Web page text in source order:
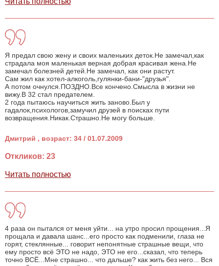
Я предал свою жену и своих маленьких деток.Не замечал,как
страдала моя маленькая верная добрая красивая жена.Не
замечал болезней детей.Не замечал, как они растут.
Сам жил как хотел-алкоголь,гулянки-бани-"друзья".
А потом очнулся.ПОЗДНО.Все кончено.Смысла в жизни не
вижу.В 32 стал предателем.
2 года пытаюсь научиться жить заново.Был у
гадалок,психологов,замучил друзей в поисках пути
возвращения.Никак.Страшно.Не могу больше.
Дмитрий , возраст: 34 / 01.07.2009
Откликов: 23
Читать полностью
4 раза он пытался от меня уйти... на утро просил прощения...Я
прощала и давала шанс...его просто как подменили, глаза не
горят, стеклянные... говорит непонятные страшные вещи, что
ему просто всё ЭТО не надо, ЭТО не его...сказал, что теперь
точно ВСЁ...Мне страшно... что дальше? как жить без него... Вся